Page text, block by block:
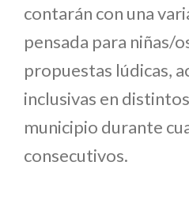
contarán con una
pensada para niñas/
propuestas lúdicas,
inclusivas en
municipio durante
consecutivos.